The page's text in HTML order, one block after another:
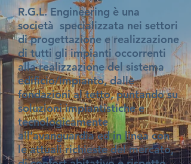
R.G.L. Engineering è una
società specializzata nei settori
di progettazione e realizzazione
di tutti gli impianti occorrenti
alla realizzazione del sistema
edificio/impianto, dalle
fondazioni al tetto, puntando su
soluzioni impiantistiche e
tecnologicamente
all’avanguardia ed in linea con
le attuali richieste del mercato,